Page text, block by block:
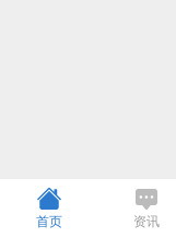
首页 资讯